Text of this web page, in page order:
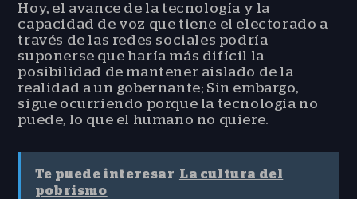
Hoy, el avance de la tecnología y la
capacidad de voz que tiene el electorado a
través de las redes sociales podría
suponerse que haría más difícil la
posibilidad de mantener aislado de la
realidad a un gobernante; Sin embargo,
sigue ocurriendo porque la tecnología no
puede, lo que el humano no quiere.
Te puede interesar La cultura del
pobrismo